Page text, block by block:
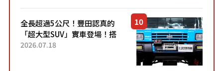
車？...
全長超過5公尺！豐田認真的
「超大型SUV」實車登場！搭
載後輪也會轉向的「四輪轉
2026.07.18